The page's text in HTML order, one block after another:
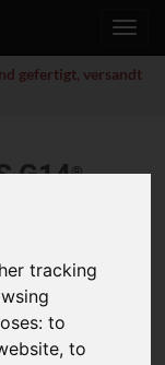
tracking
to
,to
gefertigt, versandt
G14®
24x Hot